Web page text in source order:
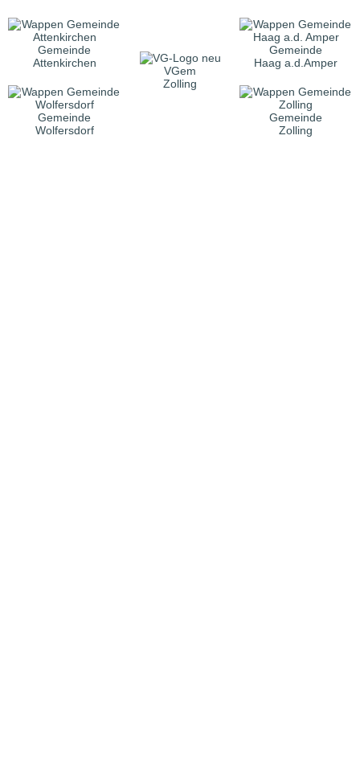
Gemeinde
Attenkirchen
VGem
Zolling
Gemeinde
Haag a.d.Amper
Gemeinde
Wolfersdorf
Gemeinde
Zolling